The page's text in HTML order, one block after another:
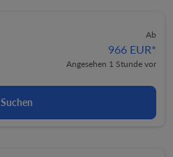
Ab
966 EUR*
Angesehen 1 Stunde vor
Suchen